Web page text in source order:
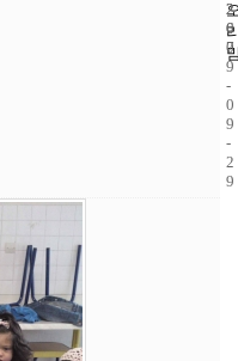
2
6
7
2
0
0
9
-
0
9
-
2
9